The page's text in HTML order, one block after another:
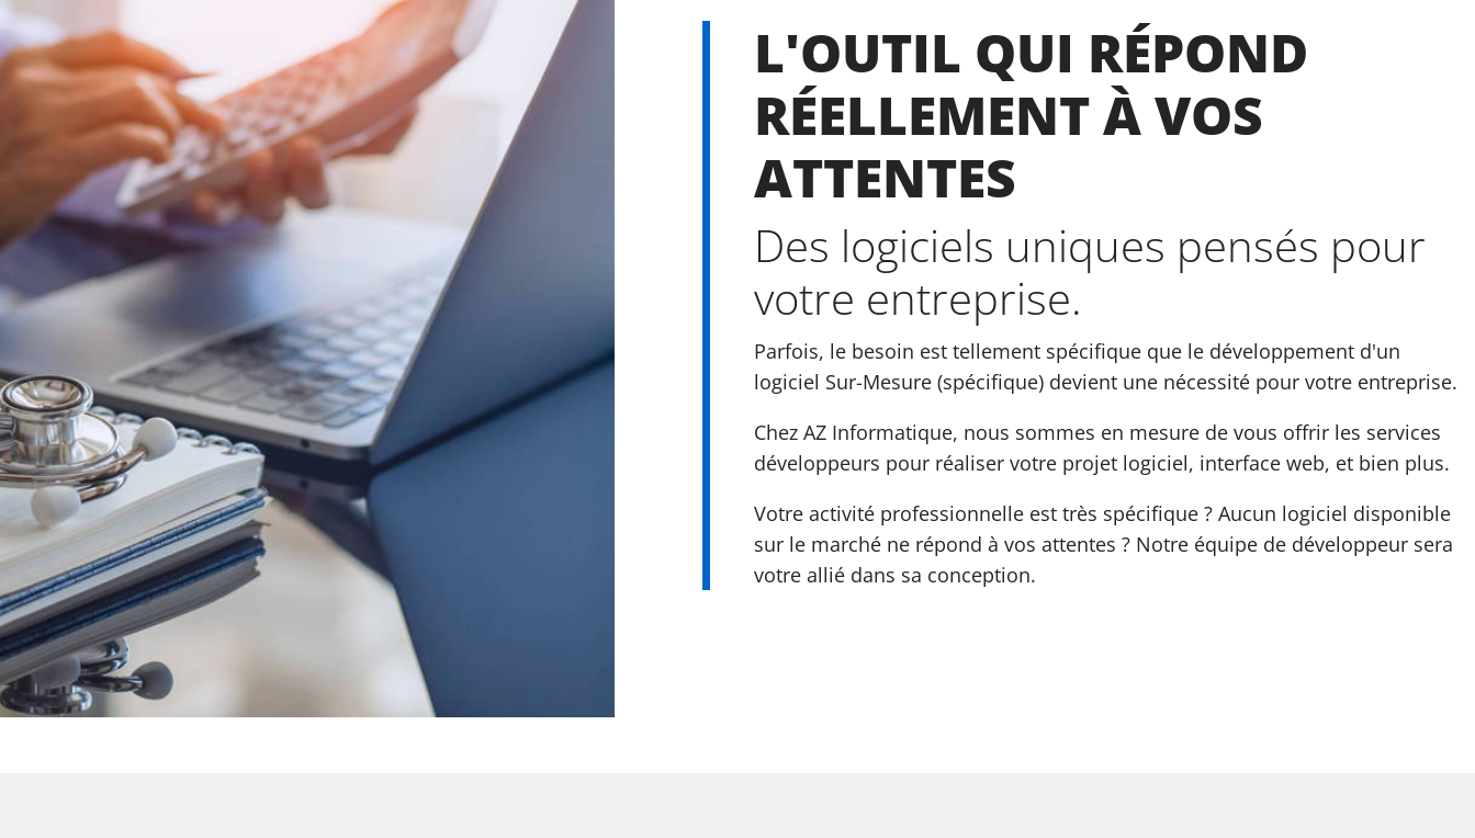
L'OUTIL QUI RÉPOND
RÉELLEMENT À VOS
ATTENTES
Des logiciels uniques pensés pour
votre entreprise.
Parfois, le besoin est tellement spécifique que le développement d'un
logiciel Sur-Mesure (spécifique) devient une nécessité pour votre entreprise.
Chez AZ Informatique, nous sommes en mesure de vous offrir les services
développeurs pour réaliser votre projet logiciel, interface web, et bien plus.
Votre activité professionnelle est très spécifique ? Aucun logiciel disponible
sur le marché ne répond à vos attentes ? Notre équipe de développeur sera
votre allié dans sa conception.